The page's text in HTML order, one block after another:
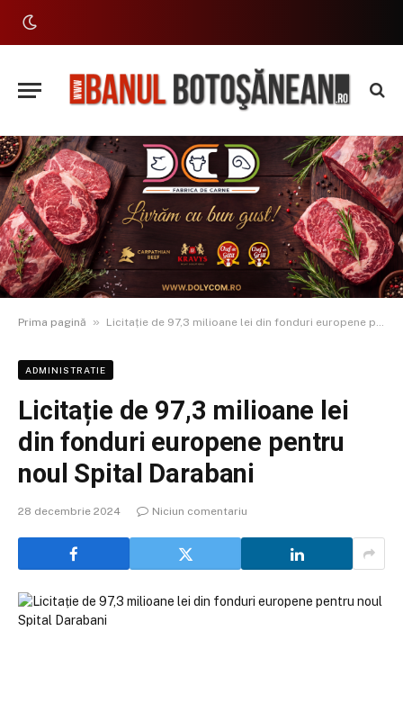
Prima pagină » Licitație de 97,3 milioane lei din fonduri europene pentru noul Spital Darabani
ADMINISTRATIE
Licitație de 97,3 milioane lei
din fonduri europene pentru
noul Spital Darabani
28 decembrie 2024 Niciun comentariu